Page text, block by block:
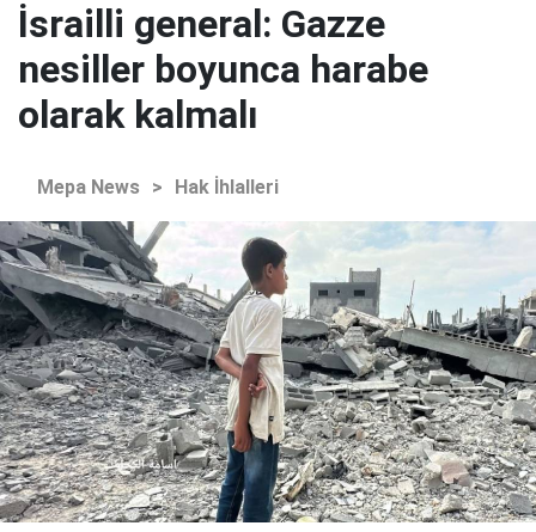
İsrailli general: Gazze
nesiller boyunca harabe
olarak kalmalı
Mepa News > Hak İhlalleri